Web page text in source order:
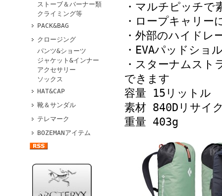
ストーブ＆バーナー類
クライミング等
PACK&BAG
クロージング
パンツ&ショーツ
ジャケット&インナー
アクセサリー
ソックス
HAT&CAP
靴＆サンダル
テレマーク
BOZEMANアイテム
・マルチピッチで
・ロープキャリー
・外部のハイドレ
・EVAパッドショ
・スターナムスト
できます
容量 15リットル
素材 840Dリサイ
重量 403g